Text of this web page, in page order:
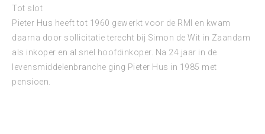
Tot slot
Pieter Hus heeft tot 1960 gewerkt voor de RMI en kwam
daarna door sollicitatie terecht bij Simon de Wit in Zaandam
als inkoper en al snel hoofdinkoper. Na 24 jaar in de
levensmiddelenbranche ging Pieter Hus in 1985 met
pensioen.